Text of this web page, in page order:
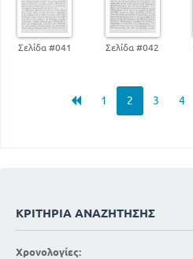
Σελίδα #041 Σελίδα #042
1 2 3 4
ΚΡΙΤΉΡΙΑ ΑΝΑΖΉΤΗΣΗΣ
Χρονολογίες: